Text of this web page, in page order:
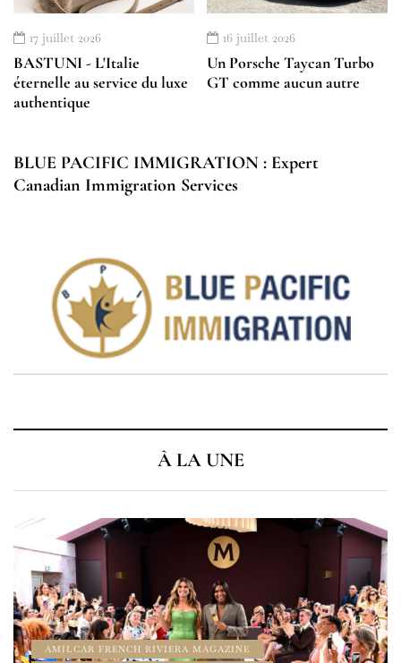
17 juillet 2026
BASTUNI - L'Italie
éternelle au service du luxe
authentique
16 juillet 2026
Un Porsche Taycan Turbo
GT comme aucun autre
BLUE PACIFIC IMMIGRATION : Expert
Canadian Immigration Services
À LA UNE
À LA UNE
AMILCAR CHRONOS MAGAZINE
AMILCAR MAGAZINE
AMILCAR MAGAZINE GROUP
AMILCAR WATCHES MAGAZINE
CINEMA